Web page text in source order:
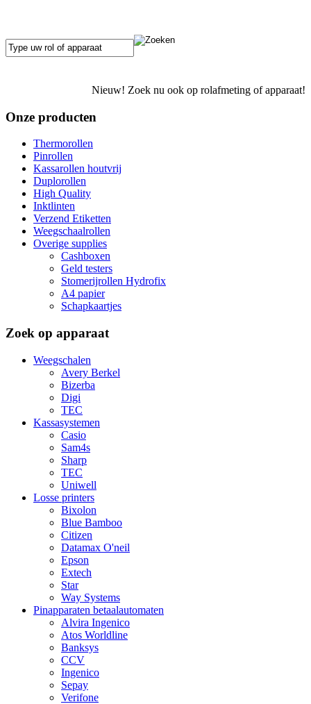
Nieuw! Zoek nu ook op rolafmeting of apparaat!
Onze producten
Thermorollen
Pinrollen
Kassarollen houtvrij
Duplorollen
High Quality
Inktlinten
Verzend Etiketten
Weegschaalrollen
Overige supplies
Cashboxen
Geld testers
Stomerijrollen Hydrofix
A4 papier
Schapkaartjes
Zoek op apparaat
Weegschalen
Avery Berkel
Bizerba
Digi
TEC
Kassasystemen
Casio
Sam4s
Sharp
TEC
Uniwell
Losse printers
Bixolon
Blue Bamboo
Citizen
Datamax O'neil
Epson
Extech
Star
Way Systems
Pinapparaten betaalautomaten
Alvira Ingenico
Atos Worldline
Banksys
CCV
Ingenico
Sepay
Verifone